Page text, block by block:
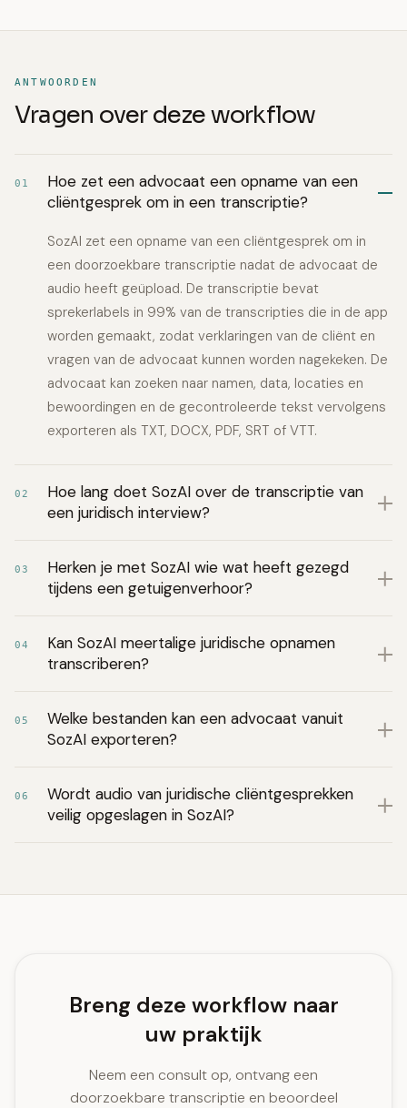
ANTWOORDEN
Vragen over deze workflow
01
Hoe zet een advocaat een opname van een
cliëntgesprek om in een transcriptie?
SozAI zet een opname van een cliëntgesprek om in
een doorzoekbare transcriptie nadat de advocaat de
audio heeft geüpload. De transcriptie bevat
sprekerlabels in 99% van de transcripties die in de app
worden gemaakt, zodat verklaringen van de cliënt en
vragen van de advocaat kunnen worden nagekeken. De
advocaat kan zoeken naar namen, data, locaties en
bewoordingen en de gecontroleerde tekst vervolgens
exporteren als TXT, DOCX, PDF, SRT of VTT.
02
Hoe lang doet SozAI over de transcriptie van
een juridisch interview?
03
Herken je met SozAI wie wat heeft gezegd
tijdens een getuigenverhoor?
04
Kan SozAI meertalige juridische opnamen
transcriberen?
05
Welke bestanden kan een advocaat vanuit
SozAI exporteren?
06
Wordt audio van juridische cliëntgesprekken
veilig opgeslagen in SozAI?
Breng deze workflow naar
uw praktijk
Neem een consult op, ontvang een
doorzoekbare transcriptie en beoordeel